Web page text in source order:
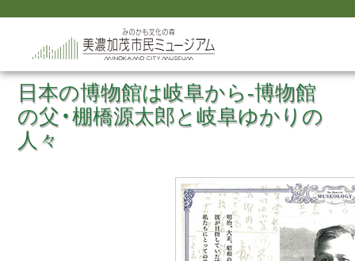
日本の博物館は岐阜から‐博物館
の父・棚橋源太郎と岐阜ゆかりの
人々